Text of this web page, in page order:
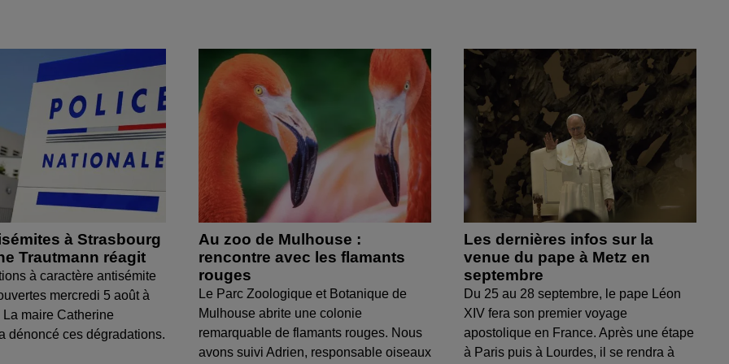
à Strasbourg
Trautmann réagit
à caractère antisémite
mercredi 5 août à
maire Catherine
dénoncé ces dégradations.
Au zoo de Mulhouse :
rencontre avec les flamants
rouges
Le Parc Zoologique et Botanique de
Mulhouse abrite une colonie
remarquable de flamants rouges. Nous
avons suivi Adrien, responsable oiseaux
Les dernières infos sur la
venue du pape à Metz en
septembre
Du 25 au 28 septembre, le pape Léon
XIV fera son premier voyage
apostolique en France. Après une étape
à Paris puis à Lourdes, il se rendra à